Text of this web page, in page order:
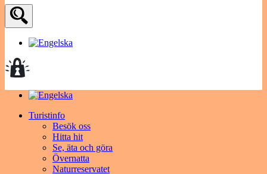
Turistinfo
Besök oss
Hitta hit
Se, äta och göra
Övernatta
Naturreservatet